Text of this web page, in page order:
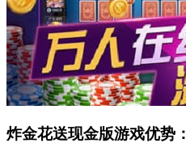
炸金花送现金版游戏优势：